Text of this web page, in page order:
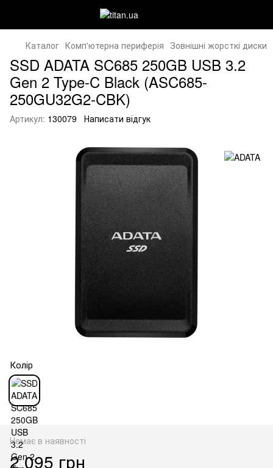
Каталог Комп'ютерна периферія Зовнішні жорсткі диски
SSD ADATA SC685 250GB USB 3.2
Gen 2 Type-C Black (ASC685-
250GU32G2-CBK)
Артикул: 130079 Написати відгук
Колір
Немає в наявності
2 095 грн